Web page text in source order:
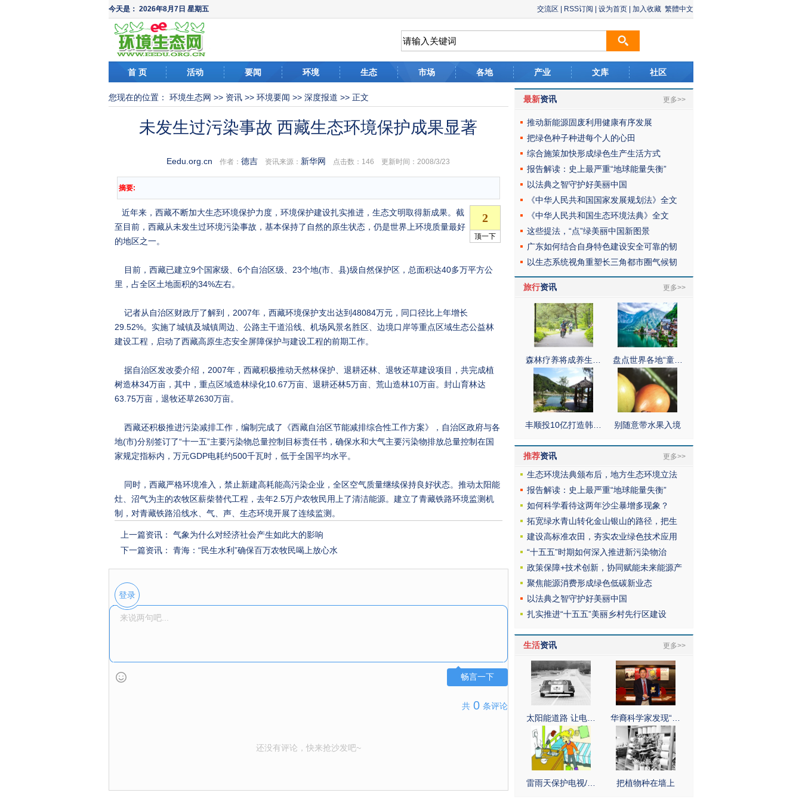
今天是： 2026年8月7日 星期五 交流区 RSS订阅 设为首页 加入收藏 繁體中文
首 页 活动 要闻 环境 生态 市场 各地 产业 文库 社区
您现在的位置： 环境生态网 >> 资讯 >> 环境要闻 >> 深度报道 >> 正文
未发生过污染事故 西藏生态环境保护成果显著
Eedu.org.cn 作者：德吉 资讯来源： 新华网 点击数： 146 更新时间：2008/3/23
摘要:
近年来，西藏不断加大生态环境保护力度，环境保护建设扎实推进，生态文明取得新成果。截
至目前，西藏从未发生过环境污染事故，基本保持了自然的原生状态，仍是世界上环境质量最好
的地区之一。
目前，西藏已建立9个国家级、6个自治区级、23个地(市、县)级自然保护区，总面积达40多万平方公
里，占全区土地面积的34%左右。
记者从自治区财政厅了解到，2007年，西藏环境保护支出达到48084万元，同口径比上年增长
29.52%。实施了城镇及城镇周边、公路主干道沿线、机场风景名胜区、边境口岸等重点区域生态公益林
建设工程，启动了西藏高原生态安全屏障保护与建设工程的前期工作。
据自治区发改委介绍，2007年，西藏积极推动天然林保护、退耕还林、退牧还草建设项目，共完成植
树造林34万亩，其中，重点区域造林绿化10.67万亩、退耕还林5万亩、荒山造林10万亩。封山育林达
63.75万亩，退牧还草2630万亩。
西藏还积极推进污染减排工作，编制完成了《西藏自治区节能减排综合性工作方案》，自治区政府与各
地(市)分别签订了“十一五”主要污染物总量控制目标责任书，确保水和大气主要污染物排放总量控制在国
家规定指标内，万元GDP电耗约500千瓦时，低于全国平均水平。
同时，西藏严格环境准入，禁止新建高耗能高污染企业，全区空气质量继续保持良好状态。推动太阳能
灶、沼气为主的农牧区薪柴替代工程，去年2.5万户农牧民用上了清洁能源。建立了青藏铁路环境监测机
制，对青藏铁路沿线水、气、声、生态环境开展了连续监测。
上一篇资讯：气象为什么对经济社会产生如此大的影响
下一篇资讯：青海：“民生水利”确保百万农牧民喝上放心水
登录
畅言一下
共 0 条评论
还没有评论，快来抢沙发吧~
最新资讯 更多>>
推动新能源固废利用健康有序发展
把绿色种子种进每个人的心田
综合施策加快形成绿色生产生活方式
报告解读：史上最严重“地球能量失衡”
以法典之智守护好美丽中国
《中华人民共和国国家发展规划法》全文
《中华人民共和国生态环境法典》全文
这些提法，“点”绿美丽中国新图景
广东如何结合自身特色建设安全可靠的韧
以生态系统视角重塑长三角都市圈气候韧
旅行资讯 更多>>
森林疗养将成养生… 盘点世界各地“童…
丰顺投10亿打造韩… 别随意带水果入境
推荐资讯 更多>>
生态环境法典颁布后，地方生态环境立法
报告解读：史上最严重“地球能量失衡”
如何科学看待这两年沙尘暴增多现象？
拓宽绿水青山转化金山银山的路径，把生
建设高标准农田，夯实农业绿色技术应用
“十五五”时期如何深入推进新污染物治
政策保障+技术创新，协同赋能未来能源产
聚焦能源消费形成绿色低碳新业态
以法典之智守护好美丽中国
扎实推进“十五五”美丽乡村先行区建设
生活资讯 更多>>
太阳能道路 让电… 华裔科学家发现“…
雷雨天保护电视/… 把植物种在墙上